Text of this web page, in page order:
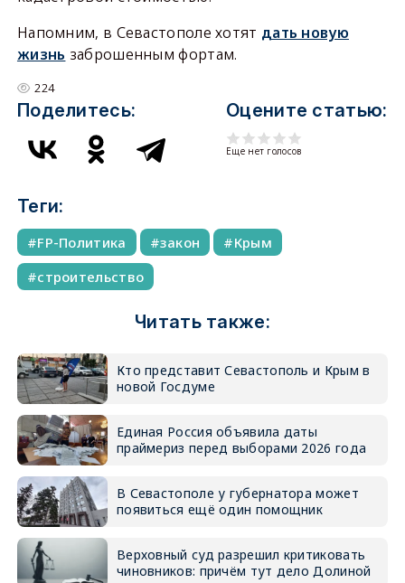
Напомним, в Севастополе хотят дать новую
жизнь заброшенным фортам.
224
Поделитесь: Оцените статью:
Еще нет голосов
Теги:
FP-Политика закон
Крым
строительство
Читать также:
Кто представит Севастополь и Крым в
новой Госдуме
Единая Россия объявила даты
праймериз перед выборами 2026 года
В Севастополе у губернатора может
появиться ещё один помощник
Верховный суд разрешил критиковать
чиновников: причём тут дело Долиной